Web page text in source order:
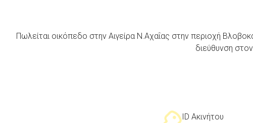
Πωλείται οικόπεδο στην Αιγείρα Ν.Αχαΐας στην περιοχή
διεύθυνση
ID Ακινήτου